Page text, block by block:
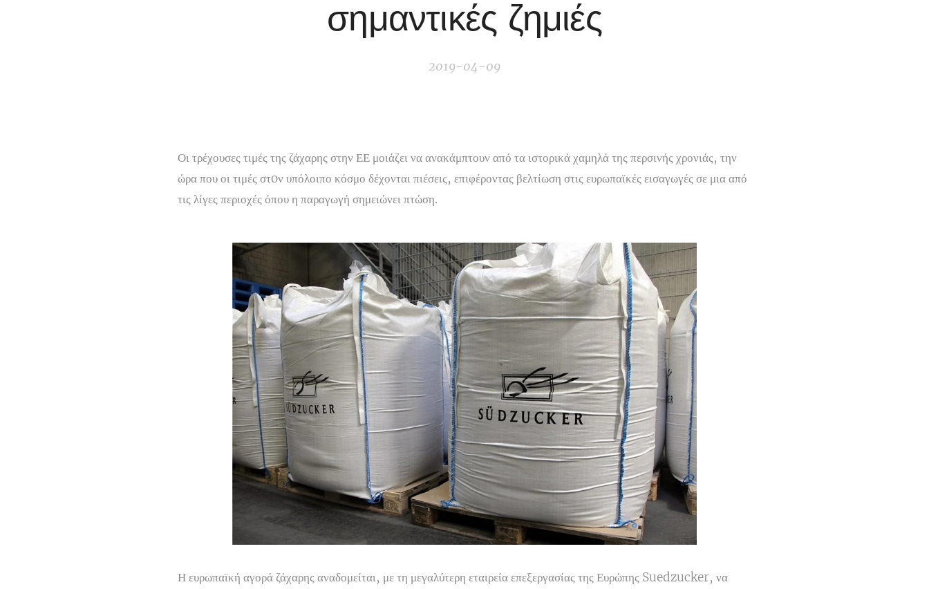
σημαντικές ζημιές
2019-04-09
Οι τρέχουσες τιμές της ζάχαρης στην ΕΕ μοιάζει να ανακάμπτουν από τα ιστορικά χαμηλά της περσινής χρονιάς, την
ώρα που οι τιμές στoν υπόλοιπο κόσμο δέχονται πιέσεις, επιφέροντας βελτίωση στις ευρωπαϊκές εισαγωγές σε μια από
τις λίγες περιοχές όπου η παραγωγή σημειώνει πτώση.
Η ευρωπαϊκή αγορά ζάχαρης αναδομείται, με τη μεγαλύτερη εταιρεία επεξεργασίας της Ευρώπης Suedzucker, να